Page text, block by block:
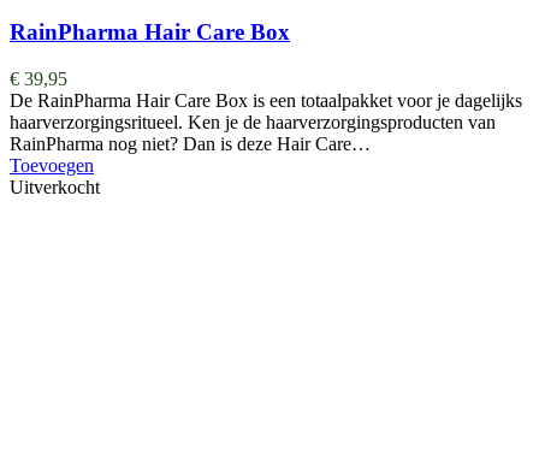
RainPharma Hair Care Box
€ 39,95
De RainPharma Hair Care Box is een totaalpakket voor je dagelijks
haarverzorgingsritueel. Ken je de haarverzorgingsproducten van
RainPharma nog niet? Dan is deze Hair Care…
Toevoegen
Uitverkocht